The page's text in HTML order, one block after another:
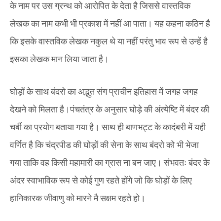
के नाम पर उस ग्रन्थ को आरोपित के देता है जिससे वास्तविक
लेखक का नाम कभी भी प्रकाश में नहीं आ पाता। यह कहना कठिन है
कि इसके वास्तविक लेखक नकुल थे या नहीं परंतु भाव रूप से उन्हें है
इसका लेखक मान लिया जाता है।
घोड़ों के साथ बंदरो का अद्भुत संग प्राचीन इतिहास में जगह जगह
देखने को मिलता है।पंचतंत्र के अनुसार घोड़े की अंत्येष्टि में बंदर की
चर्बी का प्रयोग बताया गया है। साथ ही बाणभट्ट के कादंबरी में यही
वर्णित है कि चंद्रपीड की घोड़ों की सेना के साथ बंदरो को भी भेजा
गया ताकि वह किसी महामारी का ग्रास ना बन जाए। संभवतः बंदर के
अंदर स्वाभाविक रूप से कोई गुण रहते होंगे जो कि घोड़ों के लिए
हानिकारक जीवाणु को मारने मै सक्षम रहते हो।